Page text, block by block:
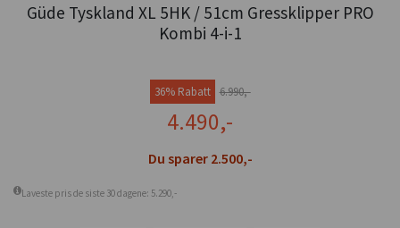
Güde Tyskland XL 5HK / 51cm Gressklipper PRO
Kombi 4-i-1
36% Rabatt 6.990,-
4.490,-
Du sparer 2.500,-
Laveste pris de siste 30 dagene: 5.290,-